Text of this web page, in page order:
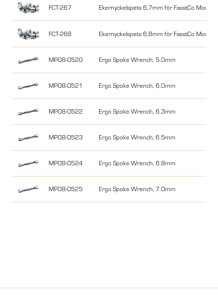
FCT-267 Ekernyckelspets 6,7mm för FasstCo
FCT-268 Ekernyckelspets 6,8mm för FasstCo
MP08-0520 Ergo Spoke Wrench, 5.0mm
MP08-0521 Ergo Spoke Wrench, 6.0mm
MP08-0522 Ergo Spoke Wrench, 6.3mm
MP08-0523 Ergo Spoke Wrench, 6.5mm
MP08-0524 Ergo Spoke Wrench, 6.8mm
MP08-0525 Ergo Spoke Wrench, 7.0mm